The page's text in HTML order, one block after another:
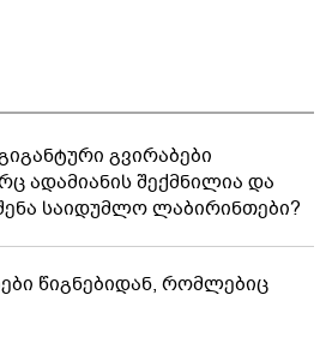
გვირაბები
ადამიანის შექმნილია და
საიდუმლო ლაბირინთები?
წიგნებიდან, რომლებიც